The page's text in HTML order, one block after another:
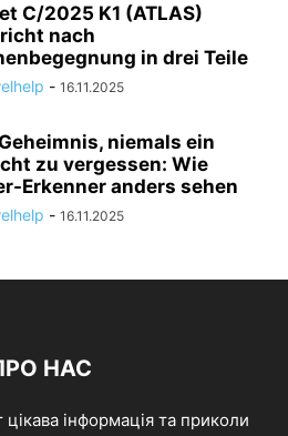
C/2025 K1 (ATLAS)
nach
in drei Teile
- 16.11.2025
niemals ein
zu vergessen: Wie
Erkenner anders sehen
- 16.11.2025
НАС
інформація та приколи